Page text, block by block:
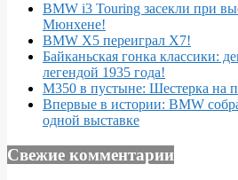
BMW i3 Touring засекли при
Мюнхене!
BMW X5 переиграл X7!
Байканьская гонка классики:
легендой 1935 года!
M350 в пустыне: Шестерка на
Впервые в истории: BMW
одной выставке
Свежие комментарии